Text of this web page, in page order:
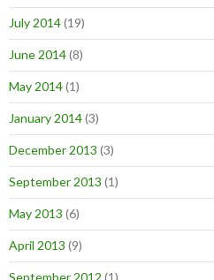
July 2014(19)
June 2014(8)
May 2014(1)
January 2014(3)
December 2013 (3)
September 2013 (1)
May 2013 (6)
April 2013 (9)